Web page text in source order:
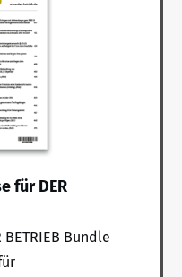
für DER
Bundle